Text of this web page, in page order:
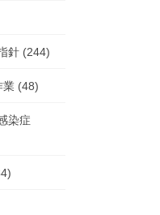
針 (244)
業 (48)
染症